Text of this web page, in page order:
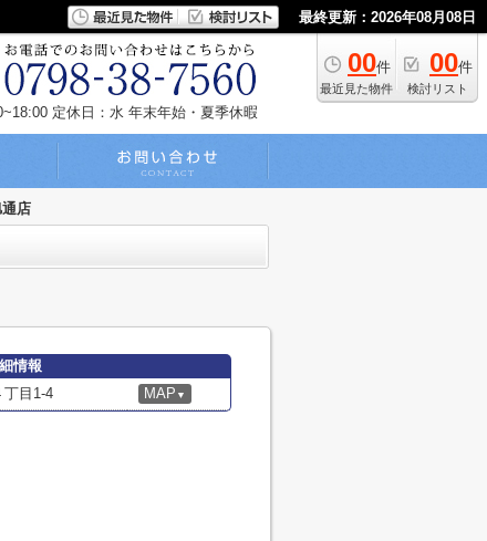
最終更新：2026年08月08日
00件
最近見た物件
00件
検討リスト
定休日：水 年末年始・夏季休暇
店
情報
丁目1-4 MAP ▼